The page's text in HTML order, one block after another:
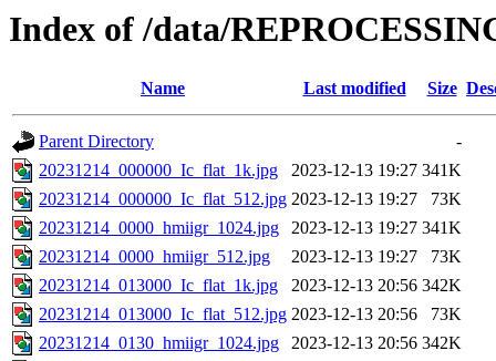
Index of /data/
Name Last modified Size
Parent Directory
-
20231214_000000_Ic_flat_1k.jpg
2023-12-13 19:27 341K
20231214_000000_Ic_flat_512.jpg 2023-12-13 19:27
73K
20231214_0000_hmiigr_1024.jpg
2023-12-13 19:27 341K
20231214_0000_hmiigr_512.jpg
2023-12-13 19:27
73K
20231214_013000_Ic_flat_1k.jpg
2023-12-13 20:56 342K
20231214_013000_Ic_flat_512.jpg 2023-12-13 20:56
73K
20231214_0130_hmiigr_1024.jpg
2023-12-13 20:56 342K